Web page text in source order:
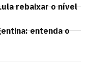
rebaixar o nível
entenda o